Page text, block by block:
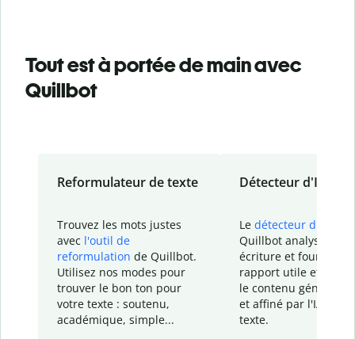
Tout est à portée de main avec
Quillbot
Reformulateur de texte
Trouvez les mots justes
avec l'outil de
reformulation de Quillbot.
Utilisez nos modes pour
trouver le bon ton pour
votre texte : soutenu,
académique, simple...
Détecteur d'IA
Le détecteur d'IA
Quillbot analyse votre
écriture et fournit un
rapport utile et
le contenu généré
et affiné par l'IA
texte.